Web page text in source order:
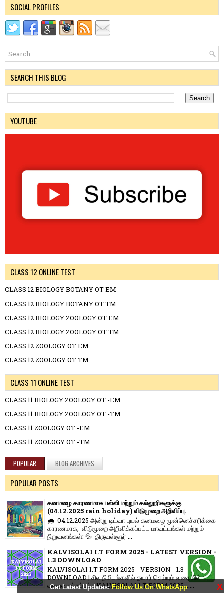
Get Latest Updates:Follow Us On WhatsApp X
SOCIAL PROFILES
SEARCH THIS BLOG
YOUTUBE
CLASS 12 ONLINE TEST
CLASS 12 BIOLOGY BOTANY OT EM
CLASS 12 BIOLOGY BOTANY OT TM
CLASS 12 BIOLOGY ZOOLOGY OT EM
CLASS 12 BIOLOGY ZOOLOGY OT TM
CLASS 12 ZOOLOGY OT EM
CLASS 12 ZOOLOGY OT TM
CLASS 11 ONLINE TEST
CLASS 11 BIOLOGY ZOOLOGY OT -EM
CLASS 11 BIOLOGY ZOOLOGY OT -TM
CLASS 11 ZOOLOGY OT -EM
CLASS 11 ZOOLOGY OT -TM
POPULAR BLOG ARCHIVES
POPULAR POSTS
கனமழை காரணமாக பள்ளி மற்றும் கல்லூரிகளுக்கு
(04.12.2025 rain holiday) விடுமுறை அறிவிப்பு.
🌧️ 04.12.2025 அன்று டிட்வா புயல் கனமழை முன்னெச்சரிக்கை
காரணமாக, விடுமுறை அறிவிக்கப்பட்ட மாவட்டங்கள் மற்றும்
நிறுவனங்கள்: 💦 திருவள்ளூர் ...
KALVISOLAI I.T FORM 2025 - LATEST VERSION -
1.3 DOWNLOAD
KALVISOLAI I.T FORM 2025 - VERSION - 1.3
DOWNLOAD | சில நிமிடங்களில் தயார் செய்யும் வகையில்
வடிவமைக்கப்பட்ட KALVISOLAI I.T FORM 2025.......